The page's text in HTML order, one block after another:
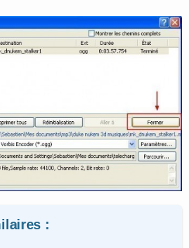
: